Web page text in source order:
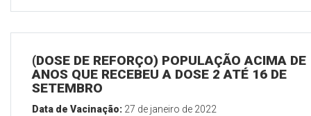
(DOSE DE REFORÇO) POPULAÇÃO ACIMA DE
ANOS QUE RECEBEU A DOSE 2 ATÉ 16 DE
SETEMBRO
Data de Vacinação: 27 de janeiro de 2022